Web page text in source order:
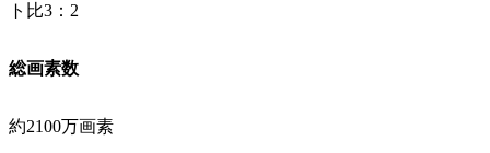
ト比3：2
総画素数
約2100万画素